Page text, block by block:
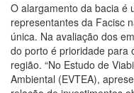
O alargamento da bacia é
representantes da Facisc
única. Na avaliação dos
do porto é prioridade para
região. “No Estudo de
Ambiental (EVTEA),